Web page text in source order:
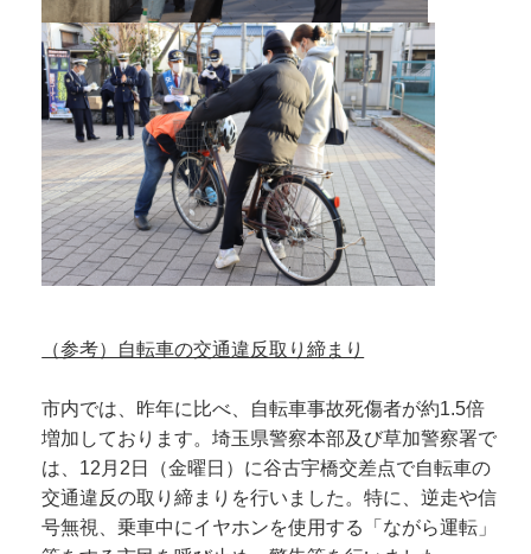
（参考）自転車の交通違反取り締まり
市内では、昨年に比べ、自転車事故死傷者が約1.5倍
増加しております。埼玉県警察本部及び草加警察署で
は、12月2日（金曜日）に谷古宇橋交差点で自転車の
交通違反の取り締まりを行いました。特に、逆走や信
号無視、乗車中にイヤホンを使用する「ながら運転」